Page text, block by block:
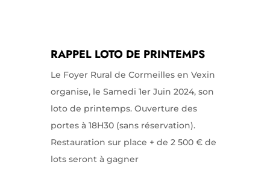
RAPPEL LOTO DE PRINTEMPS
Le Foyer Rural de Cormeilles en Vexin
organise, le Samedi 1er Juin 2024, son
loto de printemps. Ouverture des
portes à 18H30 (sans réservation).
Restauration sur place + de 2 500 € de
lots seront à gagner